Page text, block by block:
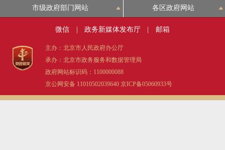
市级政府部门网站 各区政府网站
微信 政务新媒体发布厅 邮箱
主办：北京市人民政府办公厅
承办：北京市政务服务和数据管理局
政府网站标识码：1100000088
京公网安备 11010502039640 京ICP备05060933号